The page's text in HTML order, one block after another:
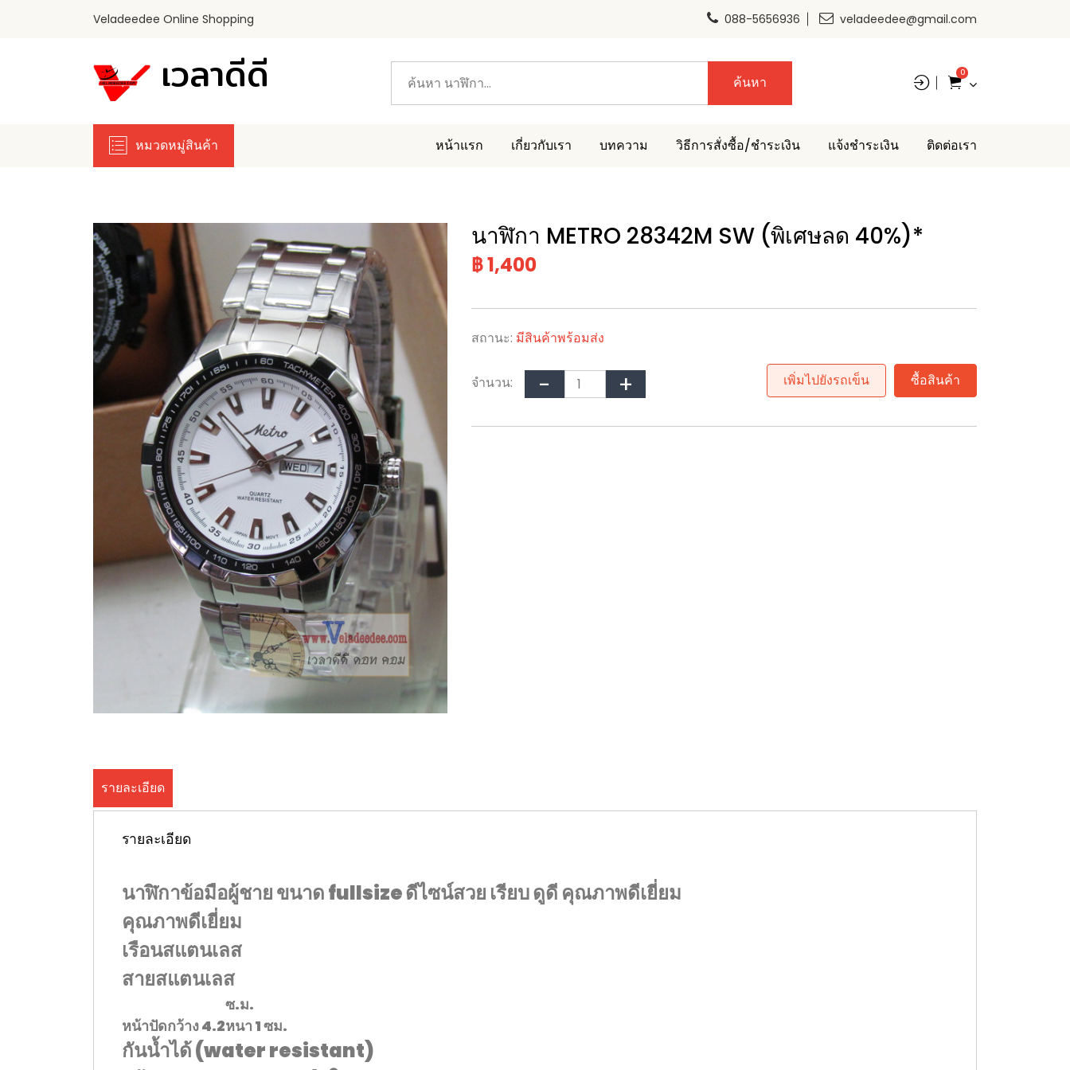
Veladeedee Online Shopping 088-5656936 veladeedee@gmail.com
เวลาดีดี ค้นหา
0
หมวดหมู่สินค้า หน้าแรก เกี่ยวกับเรา บทความ วิธีการสั่งซื้อ/ชำระเงิน แจ้งชำระเงิน ติดต่อเรา
นาฬิกา METRO 28342M SW (พิเศษลด 40%)*
฿ 1,400
สถานะ: มีสินค้าพร้อมส่ง
จำนวน: ซื้อสินค้า
เพิ่มไปยังรถเข็น
รายละเอียด
รายละเอียด
นาฬิกาข้อมือผู้ชาย ขนาด fullsizeดีไซน์สวย เรียบ ดูดี คุณภาพดีเยี่ยม
คุณภาพดีเยี่ยม
เรือนสแตนเลส
สายสแตนเลส
หน้าปัดกว้าง 4.2
ซ.ม.
หนา 1 ซม.
กันน้ำได้ (water resistant)